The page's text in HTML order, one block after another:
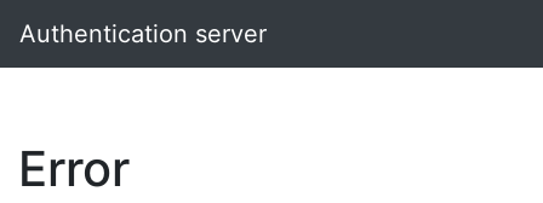
Authentication server
Error